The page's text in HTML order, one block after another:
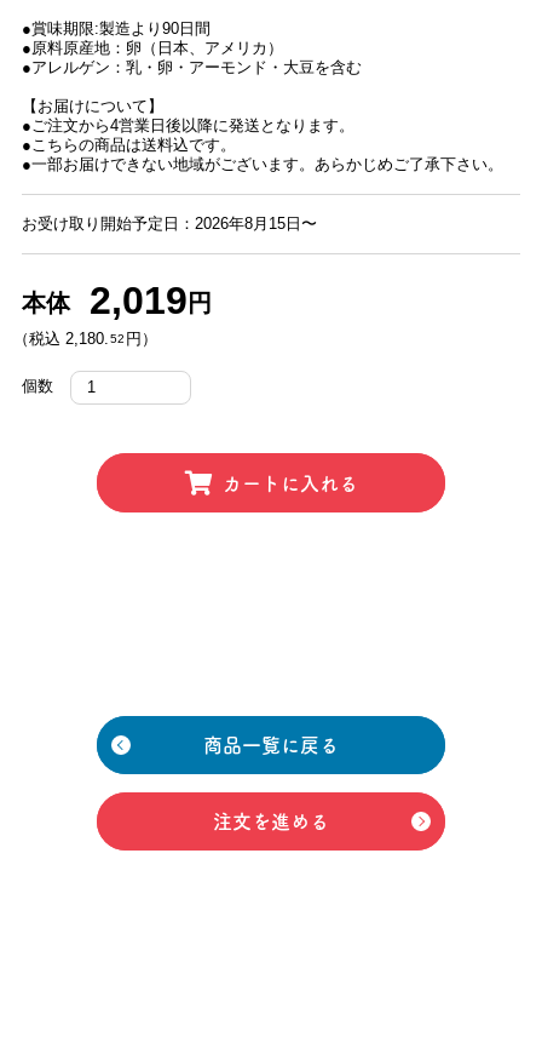
●賞味期限:製造より90日間
●原料原産地：卵（日本、アメリカ）
●アレルゲン：乳・卵・アーモンド・大豆を含む
【お届けについて】
●ご注文から4営業日後以降に発送となります。
●こちらの商品は送料込です。
●一部お届けできない地域がございます。あらかじめご了承下さい。
お受け取り開始予定日：2026年8月15日〜
本体 2,019 円
（税込 2,180. 52 円）
個数
カートに入れる
商品一覧に戻る
注文を進める